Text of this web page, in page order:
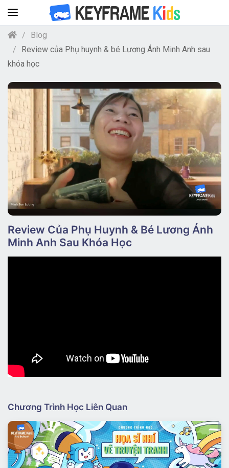
Blog
Review của Phụ huynh & bé Lương Ánh Minh Anh sau
khóa học
Review Của Phụ Huynh & Bé Lương Ánh
Minh Anh Sau Khóa Học
Chương Trình Học Liên Quan